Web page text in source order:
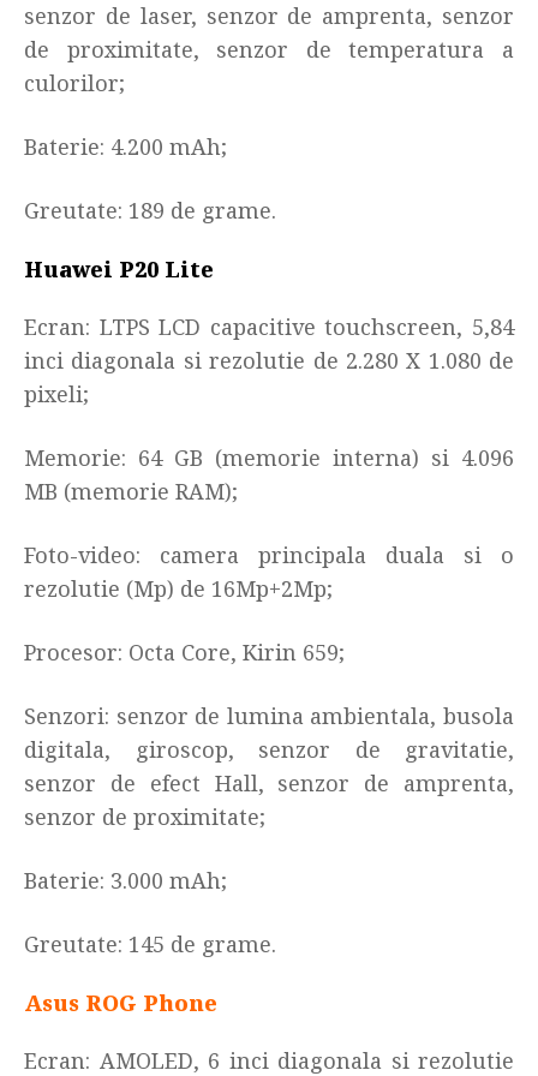
senzor de laser, senzor de amprenta, senzor
de proximitate, senzor de temperatura a
culorilor;
Baterie: 4.200 mAh;
Greutate: 189 de grame.
Huawei P20 Lite
Ecran: LTPS LCD capacitive touchscreen, 5,84
inci diagonala si rezolutie de 2.280 X 1.080 de
pixeli;
Memorie: 64 GB (memorie interna) si 4.096
MB (memorie RAM);
Foto-video: camera principala duala si o
rezolutie (Mp) de 16Mp+2Mp;
Procesor: Octa Core, Kirin 659;
Senzori: senzor de lumina ambientala, busola
digitala, giroscop, senzor de gravitatie,
senzor de efect Hall, senzor de amprenta,
senzor de proximitate;
Baterie: 3.000 mAh;
Greutate: 145 de grame.
Asus ROG Phone
Ecran: AMOLED, 6 inci diagonala si rezolutie